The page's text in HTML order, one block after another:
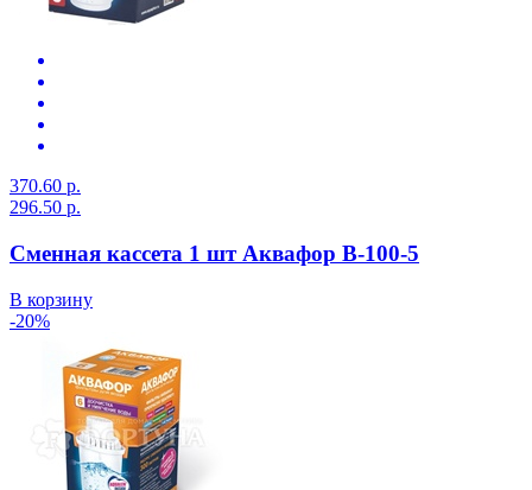
370.60 р.
296.50 р.
Сменная кассета 1 шт Аквафор В-100-5
В корзину
-20%